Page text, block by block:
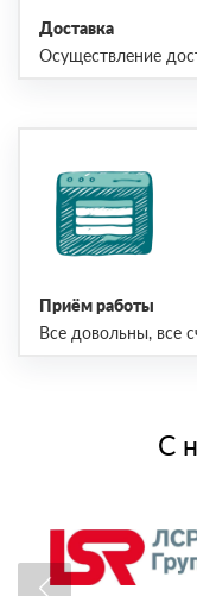
Доставка
Осуществление
Приём работы
Все довольны, все
С